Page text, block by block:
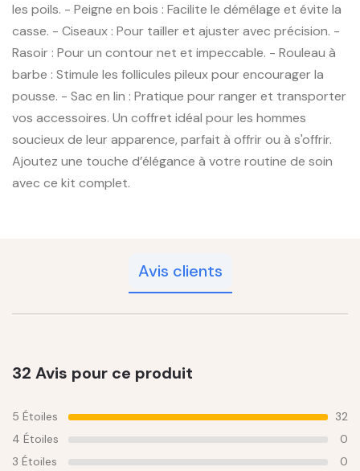
les poils. - Peigne en bois : Facilite le démêlage et évite la
casse. - Ciseaux : Pour tailler et ajuster avec précision. -
Rasoir : Pour un contour net et impeccable. - Rouleau à
barbe : Stimule les follicules pileux pour encourager la
pousse. - Sac en lin : Pratique pour ranger et transporter
vos accessoires. Un coffret idéal pour les hommes
soucieux de leur apparence, parfait à offrir ou à s'offrir.
Ajoutez une touche d’élégance à votre routine de soin
avec ce kit complet.
Avis clients
32 Avis pour ce produit
5 Étoiles
32
4 Étoiles
0
3 Étoiles
0